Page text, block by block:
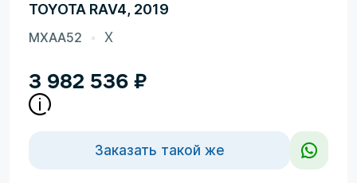
TOYOTA RAV4, 2019
MXAA52 X
3 982 536 ₽
Заказать такой же